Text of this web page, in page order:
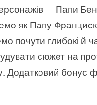
— Папи
як Папу
глибокі й
сюжет на
Додатковий бонус